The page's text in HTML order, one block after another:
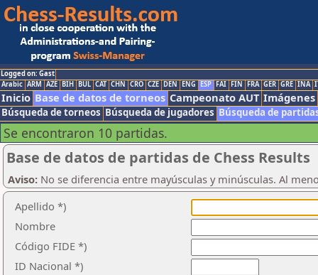
Logged on: Gast
Arabic ARM AZE BIH BUL CAT CHN CRO CZE DEN ENG ESP FAI FIN FRA GER GRE INA
Inicio Base de datos de torneos Campeonato AUT Imágenes
Búsqueda de torneos Búsqueda de jugadores Búsqueda de
Se encontraron 10 partidas.
Base de datos de partidas de Chess Results
Aviso: No se diferencia entre mayúsculas y minúsculas. Al
Apellido *)
Nombre
Código FIDE *)
ID Nacional *)